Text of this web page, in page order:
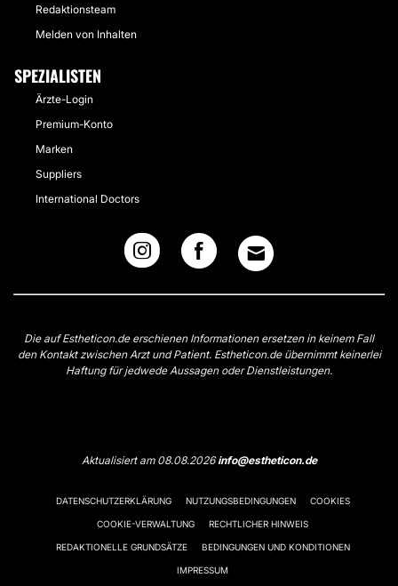
Redaktionsteam
Melden von Inhalten
SPEZIALISTEN
Ärzte-Login
Premium-Konto
Marken
Suppliers
International Doctors
Die auf Estheticon.de erschienen Informationen ersetzen in keinem Fall
den Kontakt zwischen Arzt und Patient. Estheticon.de übernimmt keinerlei
Haftung für jedwede Aussagen oder Dienstleistungen.
Aktualisiert am 08.08.2026info@estheticon.de
DATENSCHUTZERKLÄRUNG NUTZUNGSBEDINGUNGEN COOKIES
COOKIE-VERWALTUNG RECHTLICHER HINWEIS
REDAKTIONELLE GRUNDSÄTZE BEDINGUNGEN UND KONDITIONEN
IMPRESSUM